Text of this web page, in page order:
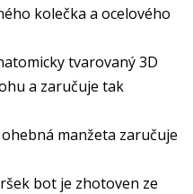
kolečka a ocelového
tvarovaný 3D
a zaručuje tak
manžeta zaručuje
bot je zhotoven ze